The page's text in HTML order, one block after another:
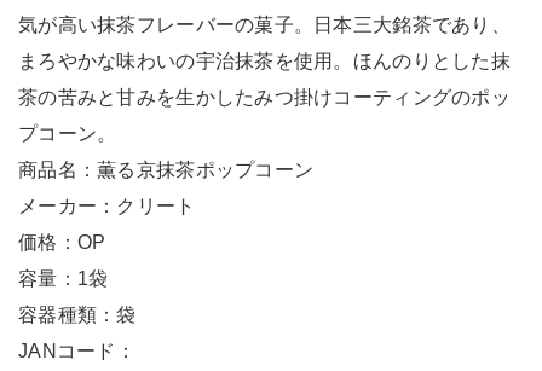
気が高い抹茶フレーバーの菓子。日本三大銘茶であり、
まろやかな味わいの宇治抹茶を使用。ほんのりとした抹
茶の苦みと甘みを生かしたみつ掛けコーティングのポッ
プコーン。
商品名：薫る京抹茶ポップコーン
メーカー：クリート
価格：OP
容量：1袋
容器種類：袋
JANコード：